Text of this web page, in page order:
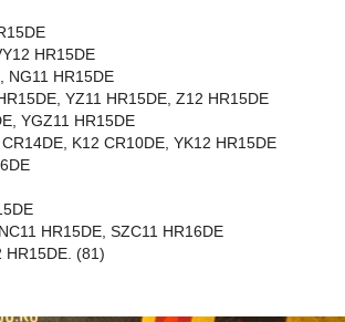
HR15DE
NG11 HR15DE
YZ11 HR15DE, Z12 HR15DE
YGZ11 HR15DE
K12 CR10DE, YK12 HR15DE
HR15DE, SZC11 HR16DE
HR15DE. (81)